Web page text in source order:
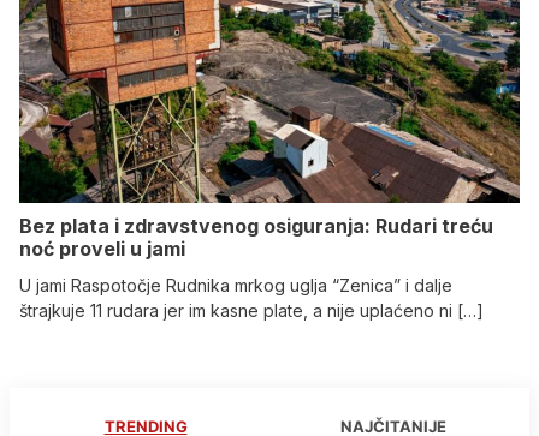
Bez plata i zdravstvenog osiguranja: Rudari treću
noć proveli u jami
U jami Raspotočje Rudnika mrkog uglja “Zenica” i dalje
štrajkuje 11 rudara jer im kasne plate, a nije uplaćeno ni […]
TRENDING NAJČITANIJE